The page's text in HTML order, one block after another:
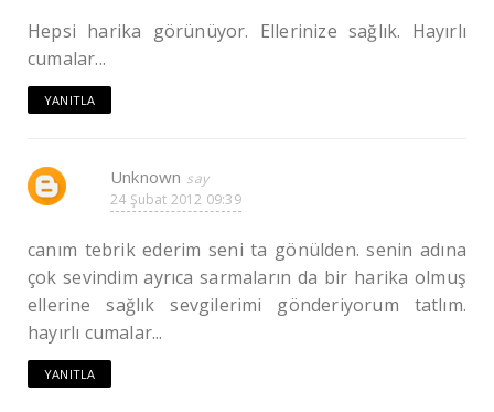
Hepsi harika görünüyor. Ellerinize sağlık. Hayırlı
cumalar...
YANITLA
Unknown
24 Şubat 2012 09:39
canım tebrik ederim seni ta gönülden. senin adına
çok sevindim ayrıca sarmaların da bir harika olmuş
ellerine sağlık sevgilerimi gönderiyorum tatlım.
hayırlı cumalar...
YANITLA